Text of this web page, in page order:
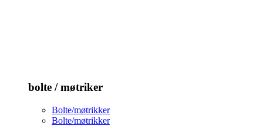
bolte / møtriker
Bolte/møtrikker
Bolte/møtrikker